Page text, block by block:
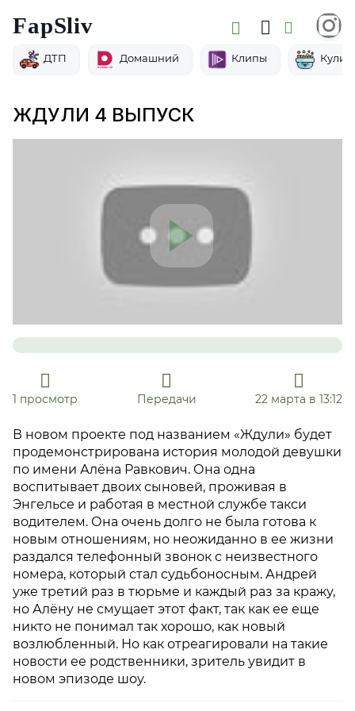
FapSliv
ДТП Домашний Клипы
ЖДУЛИ 4 ВЫПУСК
1 просмотр Передачи 22 марта в 13:12
В новом проекте под названием «Ждули» будет
продемонстрирована история молодой девушки
по имени Алёна Равкович. Она одна
воспитывает двоих сыновей, проживая в
Энгельсе и работая в местной службе такси
водителем. Она очень долго не была готова к
новым отношениям, но неожиданно в ее жизни
раздался телефонный звонок с неизвестного
номера, который стал судьбоносным. Андрей
уже третий раз в тюрьме и каждый раз за кражу,
но Алёну не смущает этот факт, так как ее еще
никто не понимал так хорошо, как новый
возлюбленный. Но как отреагировали на такие
новости ее родственники, зритель увидит в
новом эпизоде шоу.